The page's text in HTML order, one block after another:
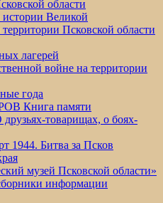
области
Великой
Псковской области
лагерей
войне на территории
года
Книга памяти
товарищах, о боях-
1944. Битва за Псков
музей Псковской области»
информации